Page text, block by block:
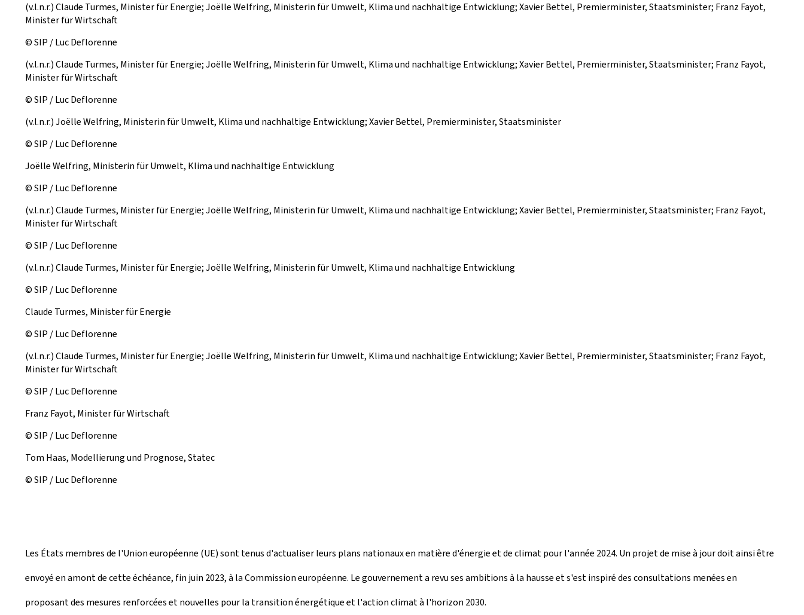
(v.l.n.r.) Claude Turmes, Minister für Energie; Joëlle Welfring, Ministerin für Umwelt, Klima und nachhaltige Entwicklung; Xavier Bettel, Premierminister, Staatsminister; Franz Fayot,
Minister für Wirtschaft
© SIP / Luc Deflorenne
(v.l.n.r.) Claude Turmes, Minister für Energie; Joëlle Welfring, Ministerin für Umwelt, Klima und nachhaltige Entwicklung; Xavier Bettel, Premierminister, Staatsminister; Franz Fayot,
Minister für Wirtschaft
© SIP / Luc Deflorenne
(v.l.n.r.) Joëlle Welfring, Ministerin für Umwelt, Klima und nachhaltige Entwicklung; Xavier Bettel, Premierminister, Staatsminister
© SIP / Luc Deflorenne
Joëlle Welfring, Ministerin für Umwelt, Klima und nachhaltige Entwicklung
© SIP / Luc Deflorenne
(v.l.n.r.) Claude Turmes, Minister für Energie; Joëlle Welfring, Ministerin für Umwelt, Klima und nachhaltige Entwicklung; Xavier Bettel, Premierminister, Staatsminister; Franz Fayot,
Minister für Wirtschaft
© SIP / Luc Deflorenne
(v.l.n.r.) Claude Turmes, Minister für Energie; Joëlle Welfring, Ministerin für Umwelt, Klima und nachhaltige Entwicklung
© SIP / Luc Deflorenne
Claude Turmes, Minister für Energie
© SIP / Luc Deflorenne
(v.l.n.r.) Claude Turmes, Minister für Energie; Joëlle Welfring, Ministerin für Umwelt, Klima und nachhaltige Entwicklung; Xavier Bettel, Premierminister, Staatsminister; Franz Fayot,
Minister für Wirtschaft
© SIP / Luc Deflorenne
Franz Fayot, Minister für Wirtschaft
© SIP / Luc Deflorenne
Tom Haas, Modellierung und Prognose, Statec
© SIP / Luc Deflorenne
Les États membres de l'Union européenne (UE) sont tenus d'actualiser leurs plans nationaux en matière d'énergie et de climat pour l'année 2024. Un projet de mise à jour doit ainsi être
envoyé en amont de cette échéance, fin juin 2023, à la Commission européenne. Le gouvernement a revu ses ambitions à la hausse et s'est inspiré des consultations menées en
proposant des mesures renforcées et nouvelles pour la transition énergétique et l'action climat à l'horizon 2030.